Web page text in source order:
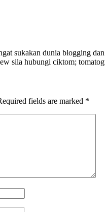
sukakan dunia blogging
sila hubungi ciktom;
fields are marked *